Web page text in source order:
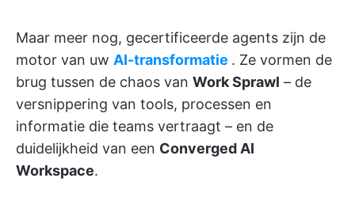
Maar meer nog, gecertificeerde agents zijn de
motor van uw AI-transformatie . Ze vormen de
brug tussen de chaos van Work Sprawl – de
versnippering van tools, processen en
informatie die teams vertraagt – en de
duidelijkheid van een Converged AI
Workspace.